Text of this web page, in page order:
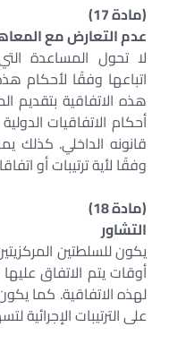
(مادة 17)
عدم التعارض مع
لا تحول المساعدة
اتباعها وفقًا لأحكام
هذه الاتفاقية بتقديم
أحكام الاتفاقيات
قانونه الداخلي. كذلك
وفقًا لأية ترتيبات أو
(مادة 18)
التشاور
يكون للسلطتين
أوقات يتم الاتفاق
لهذه الاتفاقية. كما
على الترتيبات الإجرائية